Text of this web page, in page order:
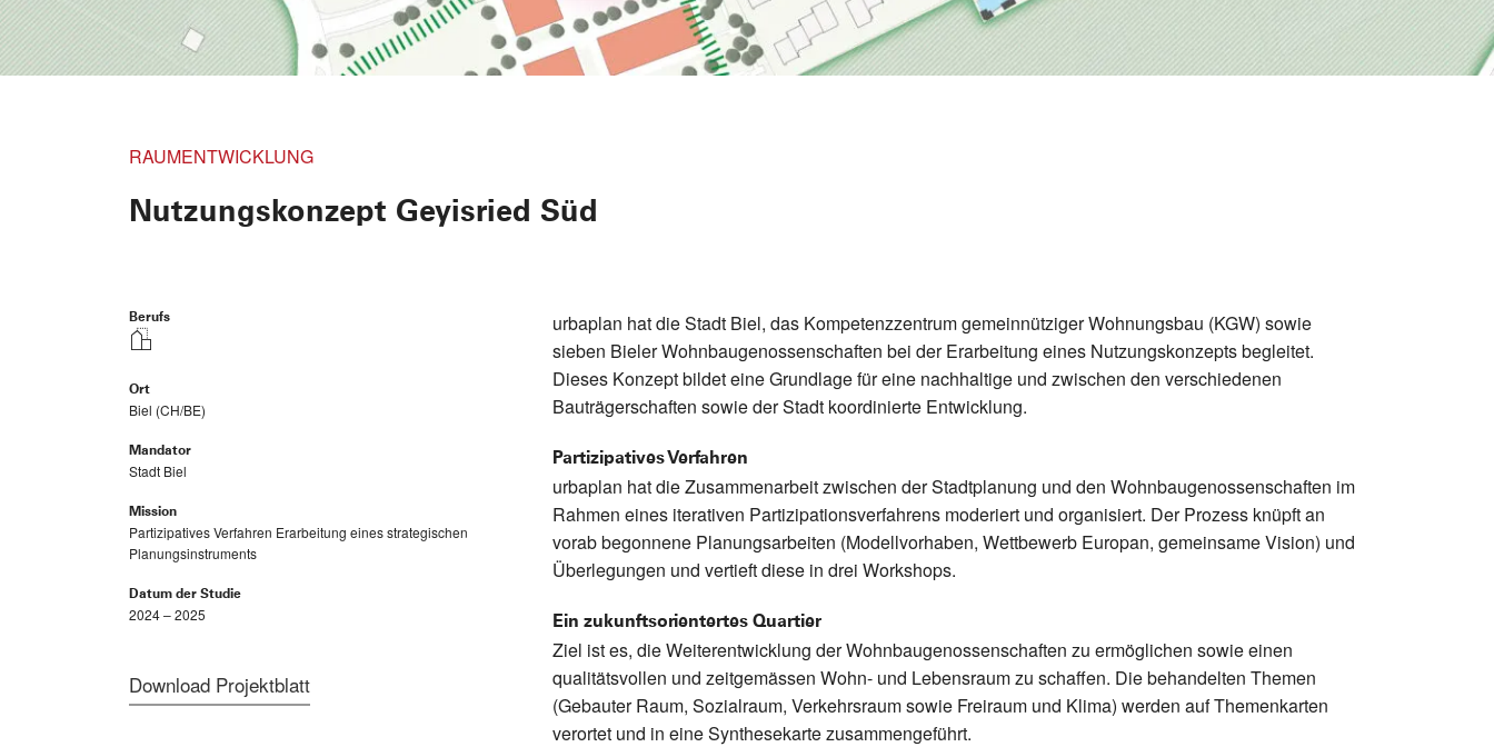
RAUMENTWICKLUNG
Nutzungskonzept Geyisried Süd
Berufs
Ort
Biel (CH/BE)
Mandator
Stadt Biel
Mission
Partizipatives Verfahren Erarbeitung eines strategischen
Planungsinstruments
Datum der Studie
2024 – 2025
Download Projektblatt
urbaplan hat die Stadt Biel, das Kompetenzzentrum gemeinnütziger Wohnungsbau (KGW) sowie
sieben Bieler Wohnbaugenossenschaften bei der Erarbeitung eines Nutzungskonzepts begleitet.
Dieses Konzept bildet eine Grundlage für eine nachhaltige und zwischen den verschiedenen
Bauträgerschaften sowie der Stadt koordinierte Entwicklung.
Partizipatives Verfahren
urbaplan hat die Zusammenarbeit zwischen der Stadtplanung und den Wohnbaugenossenschaften im
Rahmen eines iterativen Partizipationsverfahrens moderiert und organisiert. Der Prozess knüpft an
vorab begonnene Planungsarbeiten (Modellvorhaben, Wettbewerb Europan, gemeinsame Vision) und
Überlegungen und vertieft diese in drei Workshops.
Ein zukunftsorientertes Quartier
Ziel ist es, die Weiterentwicklung der Wohnbaugenossenschaften zu ermöglichen sowie einen
qualitätsvollen und zeitgemässen Wohn- und Lebensraum zu schaffen. Die behandelten Themen
(Gebauter Raum, Sozialraum, Verkehrsraum sowie Freiraum und Klima) werden auf Themenkarten
verortet und in eine Synthesekarte zusammengeführt.